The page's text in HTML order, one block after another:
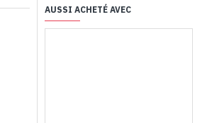
AUSSI ACHETÉ AVEC